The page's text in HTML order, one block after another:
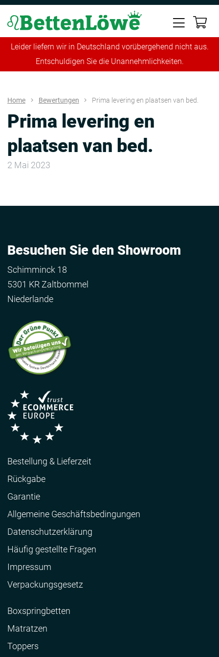
Leider liefern wir in Deutschland vorübergehend nicht aus.
Entschuldigen Sie die Unannehmlichkeiten.
Home Bewertungen Prima levering en plaatsen van bed.
Prima levering en
plaatsen van bed.
2 Mai 2023
Besuchen Sie den Showroom
Schimminck 18
5301 KR Zaltbommel
Niederlande
Bestellung & Lieferzeit
Rückgabe
Garantie
Allgemeine Geschäftsbedingungen
Datenschutzerklärung
Häufig gestellte Fragen
Impressum
Verpackungsgesetz
Boxspringbetten
Matratzen
Toppers